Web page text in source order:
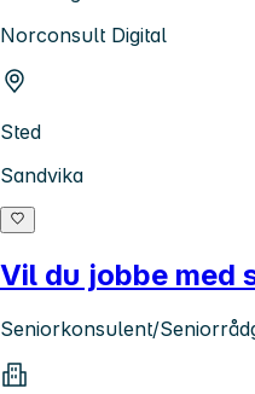
Norconsult Digital
Sted
Sandvika
Vil du jobbe med
Seniorkonsulent/